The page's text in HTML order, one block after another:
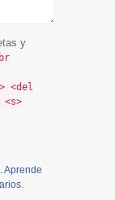
y
<del
Aprende